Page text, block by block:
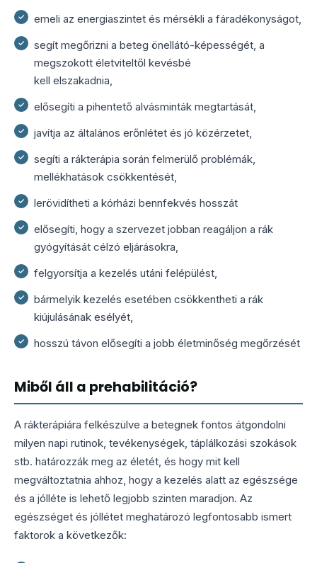
emeli az energiaszintet és mérsékli a fáradékonyságot,
segít megőrizni a beteg önellátó-képességét, a
megszokott életviteltől kevésbé
kell elszakadnia,
elősegíti a pihentető alvásminták megtartását,
javítja az általános erőnlétet és jó közérzetet,
segíti a rákterápia során felmerülő problémák,
mellékhatások csökkentését,
lerövidítheti a kórházi bennfekvés hosszát
elősegíti, hogy a szervezet jobban reagáljon a rák
gyógyítását célzó eljárásokra,
felgyorsítja a kezelés utáni felépülést,
bármelyik kezelés esetében csökkentheti a rák
kiújulásának esélyét,
hosszú távon elősegíti a jobb életminőség megőrzését
Miből áll a prehabilitáció?
A rákterápiára felkészülve a betegnek fontos átgondolni
milyen napi rutinok, tevékenységek, táplálkozási szokások
stb. határozzák meg az életét, és hogy mit kell
megváltoztatnia ahhoz, hogy a kezelés alatt az egészsége
és a jólléte is lehető legjobb szinten maradjon. Az
egészséget és jóllétet meghatározó legfontosabb ismert
faktorok a következők: